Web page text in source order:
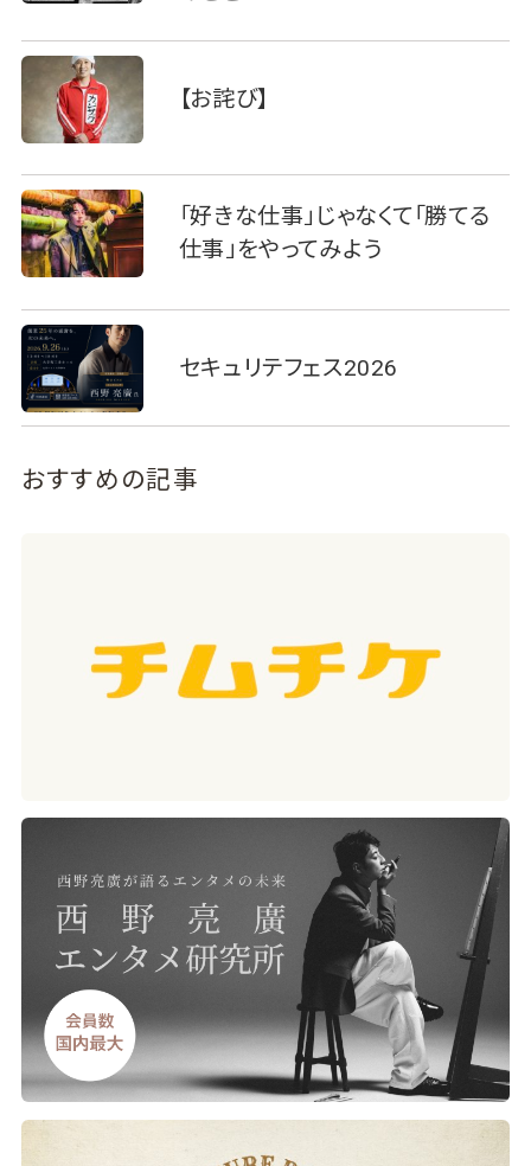
【お詫び】
「好きな仕事」じゃなくて「勝てる
仕事」をやってみよう
セキュリテフェス2026
おすすめの記事